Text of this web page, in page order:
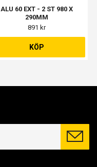
ALU 60 EXT - 2 ST 980 X
290MM
891 kr
KÖP